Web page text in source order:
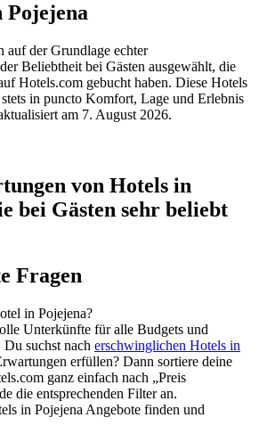
der Grundlage echter
Beliebtheit bei Gästen ausgewählt, die
Hotels.com gebucht haben. Diese Hotels
in puncto Komfort, Lage und Erlebnis
am 7. August 2026.
von Hotels in
bei Gästen sehr beliebt
Fragen
in Pojejena?
Unterkünfte für alle Budgets und
suchst nach erschwinglichen Hotels in
erfüllen? Dann sortiere deine
ganz einfach nach „Preis
die entsprechenden Filter an.
in Pojejena Angebote finden und